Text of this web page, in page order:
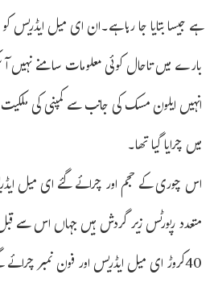
ہے جیسا بتایا جا رہا ہے۔ان ای میل
بارے میں تاحال کوئی معلومات سامنے نہیں آ
میں چرایا گیا تھا۔
اس چوری کے حجم اور چرائے گئے ای میل
متعدد رپورٹس زیر گردش ہیں جہاں اس سے قبل
40کروڑ ای میل ایڈریس اور فون نمبر چرائے گئے ہیں۔